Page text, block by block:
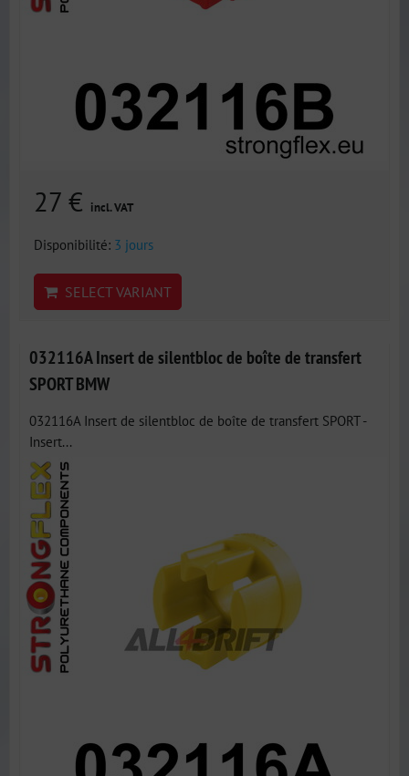
27 € incl. VAT
Disponibilité: 3 jours
SELECT VARIANT
032116A Insert de silentbloc de boîte de transfert
SPORT BMW
032116A Insert de silentbloc de boîte de transfert SPORT -
Insert...